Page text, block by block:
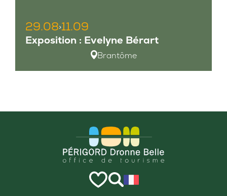
29.08>11.09
Exposition : Evelyne Bérart
Brantôme